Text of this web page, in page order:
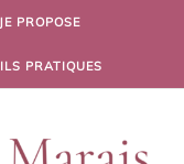
PROPOSE
PRATIQUES